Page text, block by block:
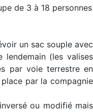
de 3 à 18 personnes
un sac souple avec
(les valises
par voie terrestre en
par la compagnie
ou modifié mais